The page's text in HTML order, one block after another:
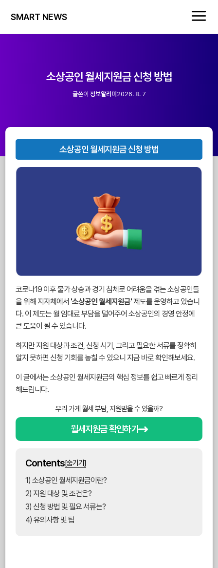
SMART NEWS
소상공인 월세지원금 신청 방법
글쓴이 정보알리미2026. 8. 7
소상공인 월세지원금 신청 방법
코로나19 이후 물가 상승과 경기 침체로 어려움을 겪는 소상공인들
을 위해 지자체에서 '소상공인 월세지원금'제도를 운영하고 있습니
다. 이 제도는 월 임대료 부담을 덜어주어 소상공인의 경영 안정에
큰 도움이 될 수 있습니다.
하지만 지원 대상과 조건, 신청 시기, 그리고 필요한 서류를 정확히
알지 못하면 신청 기회를 놓칠 수 있으니 지금 바로 확인해보세요.
이 글에서는 소상공인 월세지원금의 핵심 정보를 쉽고 빠르게 정리
해드립니다.
우리 가게 월세 부담, 지원받을 수 있을까?
월세지원금 확인하기
Contents[숨기기]
1) 소상공인 월세지원금이란?
2) 지원 대상 및 조건은?
3) 신청 방법 및 필요 서류는?
4) 유의사항 및 팁